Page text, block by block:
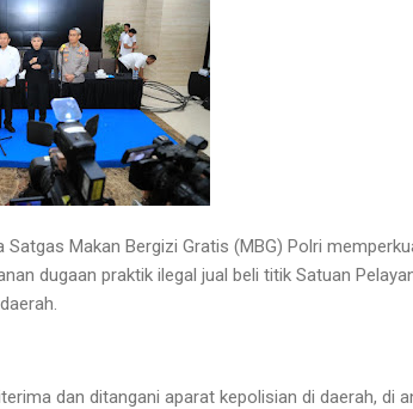
Makan Bergizi Gratis (MBG) Polri
dugaan praktik ilegal jual beli titik Satuan
dan ditangani aparat kepolisian di daerah, di